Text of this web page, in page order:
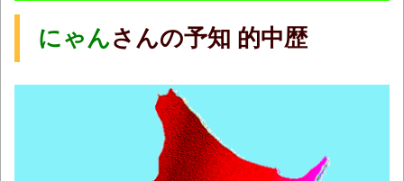
にゃんさんの予知 的中歴